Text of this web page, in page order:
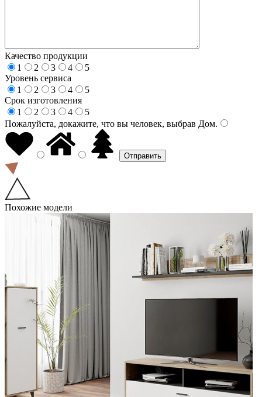
Качество продукции
1
2 3 4
5
Уровень сервиса
1
2 3 4
5
Срок изготовления
1
2 3 4
5
Пожалуйста, докажите, что вы человек, выбрав Дом.
Похожие модели